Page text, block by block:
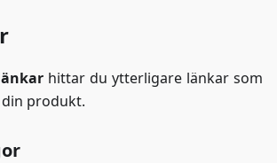
hittar du ytterligare länkar som
produkt.